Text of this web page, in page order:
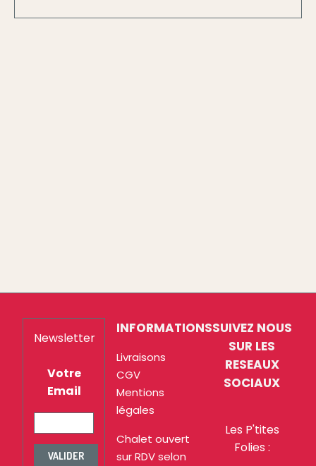
Newsletter
Votre
Email
VALIDER
INFORMATIONS
Livraisons
CGV
Mentions
légales
Chalet ouvert
sur RDV selon
SUIVEZ NOUS
SUR LES
RESEAUX
SOCIAUX
Les P'tites
Folies :